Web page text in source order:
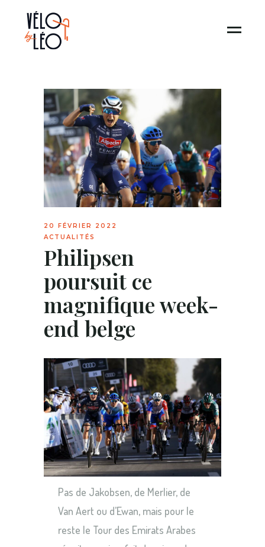
20 FÉVRIER 2022
ACTUALITÉS
Philipsen
poursuit ce
magnifique week-
end belge
Pas de Jakobsen, de Merlier, de
Van Aert ou d’Ewan, mais pour le
reste le Tour des Emirats Arabes